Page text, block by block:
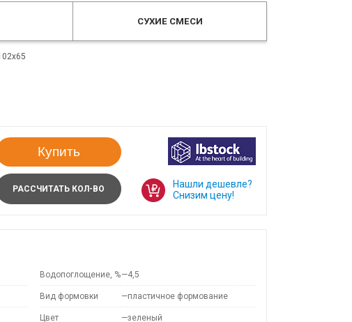
СУХИЕ СМЕСИ
Купить
РАССЧИТАТЬ КОЛ-ВО
Нашли дешевле?
Снизим цену!
Водопоглощение, %—4,5
Вид формовки —пластичное формование
Цвет —зеленый